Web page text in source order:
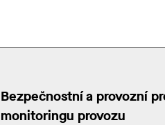
Bezpečnostní a provozní
monitoringu provozu